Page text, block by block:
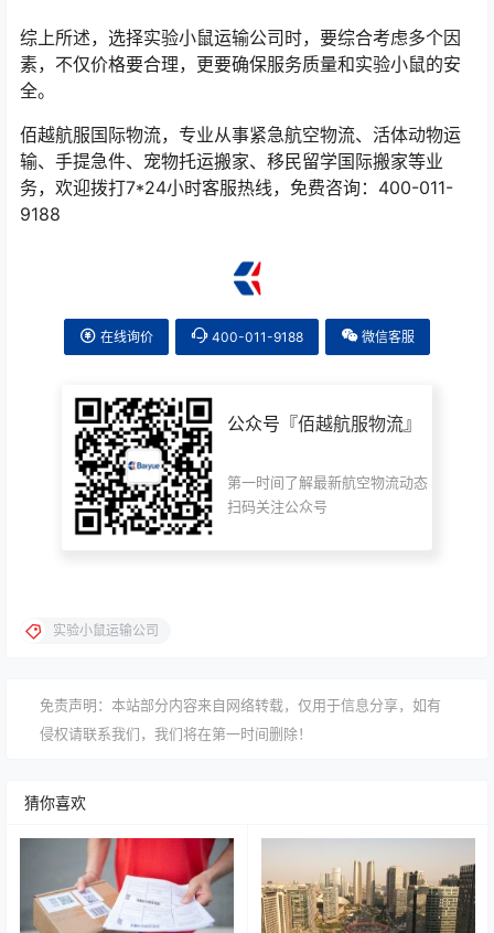
综上所述，选择实验小鼠运输公司时，要综合考虑多个因
素，不仅价格要合理，更要确保服务质量和实验小鼠的安
全。
佰越航服国际物流，专业从事紧急航空物流、活体动物运
输、手提急件、宠物托运搬家、移民留学国际搬家等业
务，欢迎拨打7*24小时客服热线，免费咨询：400-011-
9188
在线询价 400-011-9188 微信客服
公众号『佰越航服物流』
第一时间了解最新航空物流动态
扫码关注公众号
实验小鼠运输公司
免责声明：本站部分内容来自网络转载，仅用于信息分享，如有
侵权请联系我们，我们将在第一时间删除！
猜你喜欢